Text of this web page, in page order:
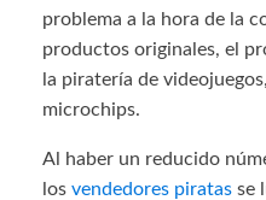
problema a la hora de la
productos originales, el
la piratería de
microchips.
Al haber un reducido
los vendedores piratas se